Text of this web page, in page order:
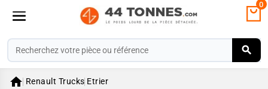
0
 Renault Trucks Etrier